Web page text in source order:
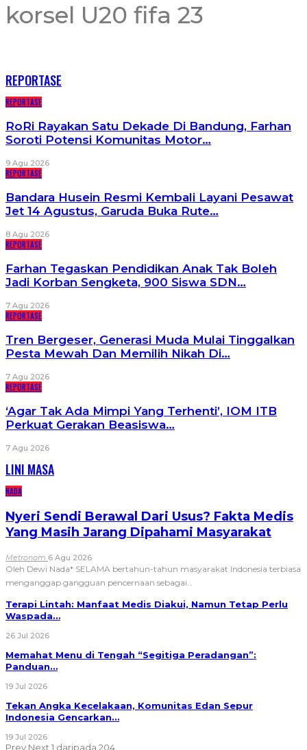
korsel U20 fifa 23
REPORTASE
REPORTASE
RoRi Rayakan Satu Dekade Di Bandung, Farhan
Soroti Potensi Komunitas Motor…
9 Agu 2026
REPORTASE
Bandara Husein Resmi Kembali Layani Pesawat
Jet 14 Agustus, Garuda Buka Rute…
8 Agu 2026
REPORTASE
Farhan Tegaskan Pendidikan Anak Tak Boleh
Jadi Korban Sengketa, 900 Siswa SDN…
7 Agu 2026
REPORTASE
Tren Bergeser, Generasi Muda Mulai Tinggalkan
Pesta Mewah Dan Memilih Nikah Di…
7 Agu 2026
REPORTASE
‘Agar Tak Ada Mimpi Yang Terhenti’, IOM ITB
Perkuat Gerakan Beasiswa…
7 Agu 2026
LINI MASA
NADA
Nyeri Sendi Berawal Dari Usus? Fakta Medis
Yang Masih Jarang Dipahami Masyarakat
Metronom 6 Agu 2026
Oleh Dewi Nada* SELAMA bertahun-tahun masyarakat Indonesia terbiasa
menganggap gangguan pencernaan sebagai…
Terapi Lintah: Manfaat Medis Diakui, Namun Tetap Perlu
Waspada…
26 Jul 2026
Memahat Menu di Tengah “Segitiga Peradangan”:
Panduan…
19 Jul 2026
Tekan Angka Kecelakaan, Komunitas Edan Sepur
Indonesia Gencarkan…
19 Jul 2026
Prev Next1 daripada 204